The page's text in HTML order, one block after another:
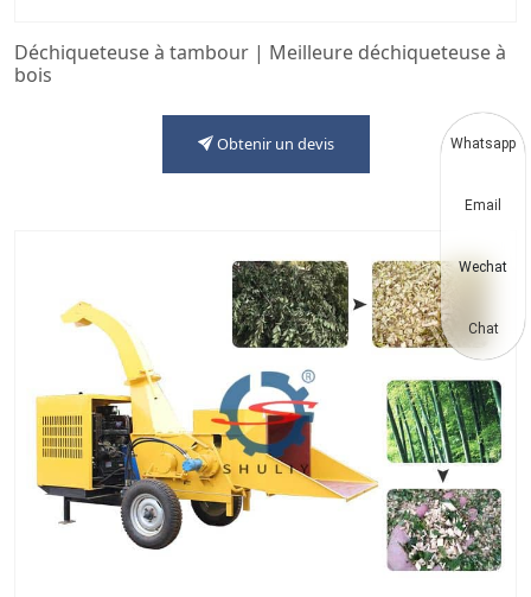
Déchiqueteuse à tambour | Meilleure déchiqueteuse à
bois
Obtenir un devis Whatsapp
Email
Wechat
Chat